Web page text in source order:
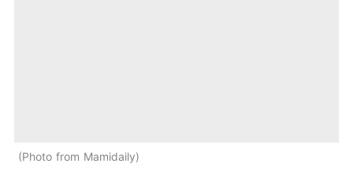
Photo from Mamidaily